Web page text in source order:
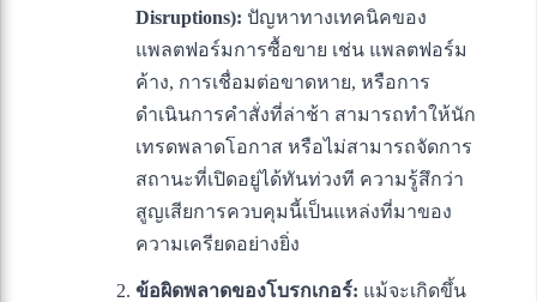
Disruptions): ปัญหาทางเทคนิคของ
แพลตฟอร์มการซื้อขาย เช่น แพลตฟอร์ม
ค้าง, การเชื่อมต่อขาดหาย, หรือการ
ดำเนินการคำสั่งที่ล่าช้า สามารถทำให้นัก
เทรดพลาดโอกาส หรือไม่สามารถจัดการ
สถานะที่เปิดอยู่ได้ทันท่วงที ความรู้สึกว่า
สูญเสียการควบคุมนี้เป็นแหล่งที่มาของ
ความเครียดอย่างยิ่ง
ข้อผิดพลาดของโบรกเกอร์: แม้จะเกิดขึ้น